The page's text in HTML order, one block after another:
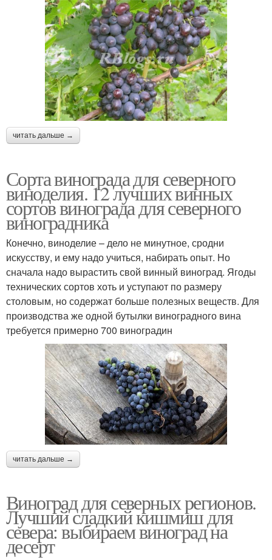
читать дальше →
Сорта винограда для северного
виноделия. 12 лучших винных
сортов винограда для северного
виноградника
Конечно, виноделие – дело не минутное, сродни
искусству, и ему надо учиться, набирать опыт. Но
сначала надо вырастить свой винный виноград. Ягоды
технических сортов хоть и уступают по размеру
столовым, но содержат больше полезных веществ. Для
производства же одной бутылки виноградного вина
требуется примерно 700 виноградин
читать дальше →
Виноград для северных регионов.
Лучший сладкий кишмиш для
севера: выбираем виноград на
десерт